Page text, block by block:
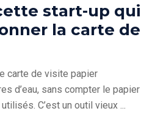
start-up qui
la carte de
carte de visite papier
d’eau, sans compter le papier
C’est un outil vieux ...